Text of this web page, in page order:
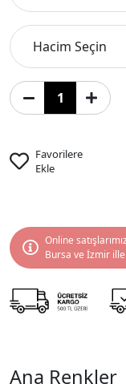
Hacim Seçin
Favorilere
Ekle
Online
Bursa ve İzmir
Ana Renkler